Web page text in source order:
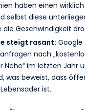
haben einen
selbst diese
die Geschwindigkeit
steigt rasant: Google
nach
Nähe“ im letzten Jahr
was beweist, dass
ist.